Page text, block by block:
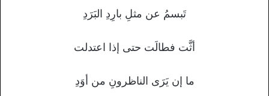
تَبسمُ عن مثلِ بارِدِ البَرَدِ
أثَّت فطالَت حتى إذا اعتدلت
ما إن يَرَى الناظرونِ من أوَدِ